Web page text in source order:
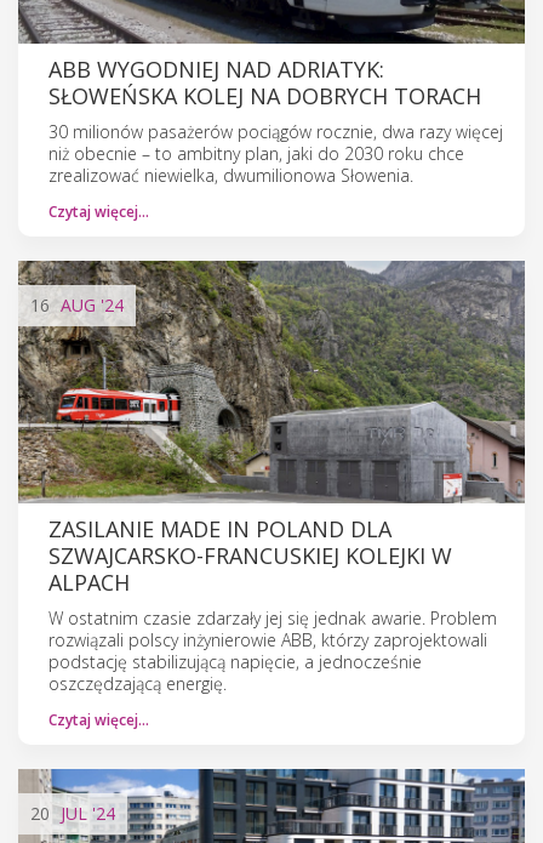
ABB WYGODNIEJ NAD ADRIATYK:
SŁOWEŃSKA KOLEJ NA DOBRYCH TORACH
30 milionów pasażerów pociągów rocznie, dwa razy więcej
niż obecnie – to ambitny plan, jaki do 2030 roku chce
zrealizować niewielka, dwumilionowa Słowenia.
Czytaj więcej…
16 AUG '24
ZASILANIE MADE IN POLAND DLA
SZWAJCARSKO-FRANCUSKIEJ KOLEJKI W
ALPACH
W ostatnim czasie zdarzały jej się jednak awarie. Problem
rozwiązali polscy inżynierowie ABB, którzy zaprojektowali
podstację stabilizującą napięcie, a jednocześnie
oszczędzającą energię.
Czytaj więcej…
20 JUL '24